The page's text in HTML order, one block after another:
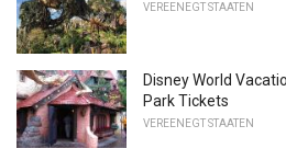
VEREENEGT STAATEN
Disney World
Park Tickets
VEREENEGT STAATEN